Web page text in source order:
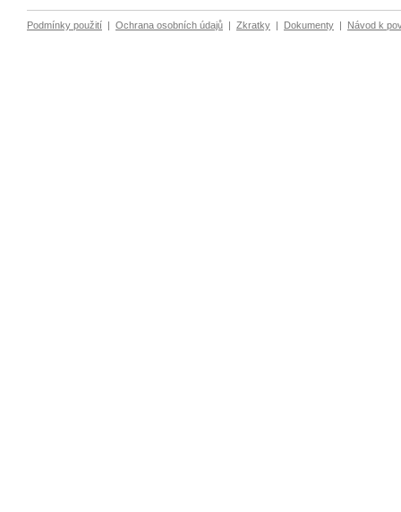
Podmínky použití | Ochrana osobních údajů | Zkratky | Dokumenty | Návod k